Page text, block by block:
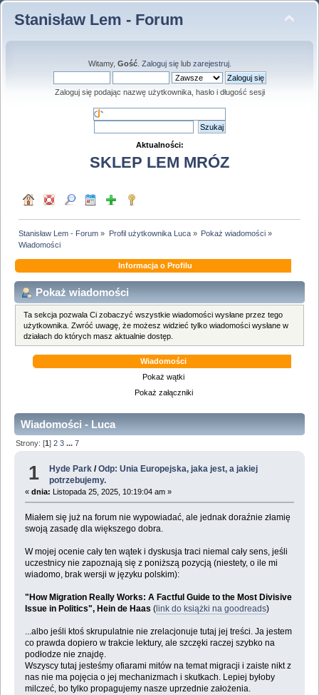
Stanisław Lem - Forum
Witamy, Gość. Zaloguj sięlub zarejestruj.
Zaloguj się podając nazwę użytkownika, hasło i długość sesji
Aktualności:
SKLEP LEM MRÓZ
Stanisław Lem - Forum » Profil użytkownika Luca» Pokaż wiadomości»
Wiadomości
Informacja o Profilu
Pokaż wiadomości
Ta sekcja pozwala Ci zobaczyć wszystkie wiadomości wysłane przez tego
użytkownika. Zwróć uwagę, że możesz widzieć tylko wiadomości wysłane w
działach do których masz aktualnie dostęp.
Wiadomości
Pokaż wątki
Pokaż załączniki
Wiadomości - Luca
Strony: [1]2 3 ...7
1 Hyde Park /Odp: Unia Europejska, jaka jest, a jakiej
potrzebujemy.
« dnia: Listopada 25, 2025, 10:19:04 am »
Miałem się już na forum nie wypowiadać, ale jednak doraźnie złamię
swoją zasadę dla większego dobra.
W mojej ocenie cały ten wątek i dyskusja traci niemal cały sens, jeśli
uczestnicy nie zapoznają się z poniższą pozycją (niestety, o ile mi
wiadomo, brak wersji w języku polskim):
"How Migration Really Works: A Factful Guide to the Most Divisive
Issue in Politics", Hein de Haas (link do książki na goodreads)
...albo jeśli ktoś skrupulatnie nie zrelacjonuje tutaj jej treści. Ja jestem
co prawda dopiero w trakcie lektury, ale szczęki raczej szybko na
podłodze nie znajdę.
Wszyscy tutaj jesteśmy ofiarami mitów na temat migracji i zaiste nikt z
nas nie ma pojęcia o jej mechanizmach i skutkach. Lepiej byłoby
milczeć, bo tylko propagujemy nasze uprzednie założenia.